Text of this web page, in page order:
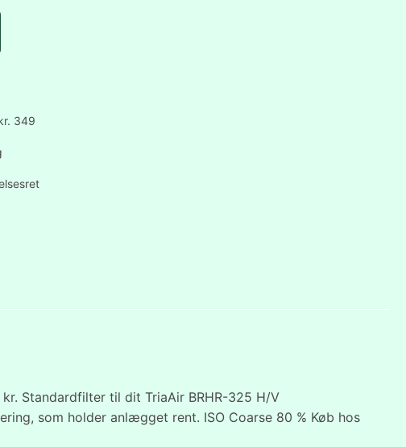
349
Standardfilter til dit TriaAir BRHR-325 H/V
som holder anlægget rent. ISO Coarse 80 % Køb hos